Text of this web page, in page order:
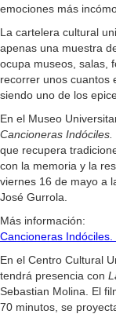
emociones más
La cartelera cultural
apenas una muestra
ocupa museos, salas,
recorrer unos cuantos
siendo uno de los
En el Museo
Cancioneras
que recupera
con la memoria y la
viernes 16 de mayo a
José Gurrola.
Más información:
Cancioneras
En el Centro Cultural
tendrá presencia con
Sebastian Molina. El
70 minutos, se